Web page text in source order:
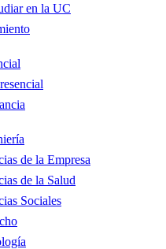
en la UC
de la Empresa
de la Salud
Sociales